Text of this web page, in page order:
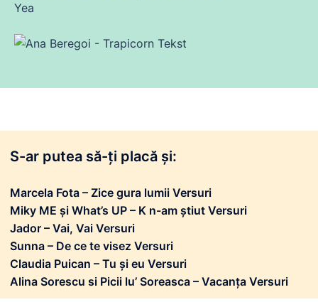
Yea
S-ar putea să-ți placă și:
Marcela Fota – Zice gura lumii Versuri
Miky ME și What’s UP – K n-am știut Versuri
Jador – Vai, Vai Versuri
Sunna – De ce te visez Versuri
Claudia Puican – Tu și eu Versuri
Alina Sorescu si Picii lu’ Soreasca – Vacanța Versuri